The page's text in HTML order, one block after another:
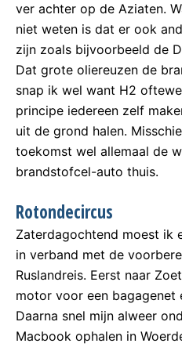
ver achter op de Aziaten.
niet weten is dat er ook
zijn zoals bijvoorbeeld de
Dat grote oliereuzen de
snap ik wel want H2
principe iedereen zelf
uit de grond halen.
toekomst wel allemaal de
brandstofcel-auto thuis.
Rotondecircus
Zaterdagochtend moest ik
in verband met de
Ruslandreis. Eerst naar
motor voor een bagagenet
Daarna snel mijn alweer
Macbook ophalen in